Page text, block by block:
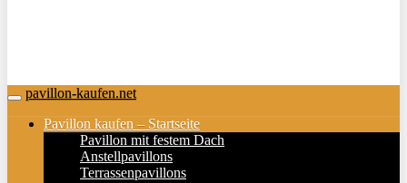
Toggle
navigation
pavillon-kaufen.net
Pavillon kaufen – Startseite
Pavillon mit festem Dach
Anstellpavillons
Terrassenpavillons